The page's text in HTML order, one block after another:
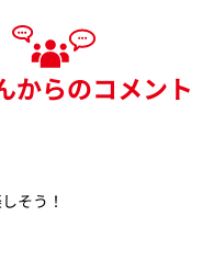
からのコメント
そう！